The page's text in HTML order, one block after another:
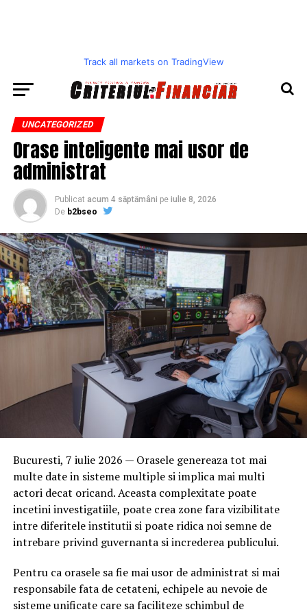
Track all markets on TradingView
UNCATEGORIZED
Orase inteligente mai usor de
administrat
Publicat acum 4 săptămâni pe iulie 8, 2026
De b2bseo
Bucuresti, 7 iulie 2026 — Orasele genereaza tot mai
multe date in sisteme multiple si implica mai multi
actori decat oricand. Aceasta complexitate poate
incetini investigatiile, poate crea zone fara vizibilitate
intre diferitele institutii si poate ridica noi semne de
intrebare privind guvernanta si increderea publicului.
Pentru ca orasele sa fie mai usor de administrat si mai
responsabile fata de cetateni, echipele au nevoie de
sisteme unificate care sa faciliteze schimbul de